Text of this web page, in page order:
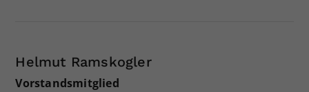
Helmut Ramskogler
Vorstandsmitglied